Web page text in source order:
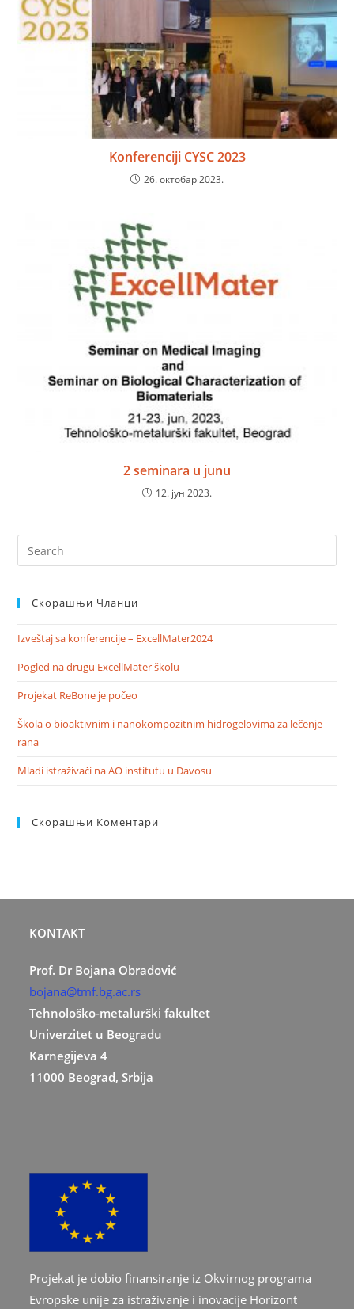
Konferenciji CYSC 2023
26. октобар 2023.
2 seminara u junu
12. јун 2023.
Скорашњи Чланци
Izveštaj sa konferencije – ExcellMater2024
Pogled na drugu ExcellMater školu
Projekat ReBone je počeo
Škola o bioaktivnim i nanokompozitnim hidrogelovima za lečenje
rana
Mladi istraživači na AO institutu u Davosu
Скорашњи Коментари
KONTAKT
Prof. Dr Bojana Obradović
bojana@tmf.bg.ac.rs
Tehnološko-metalurški fakultet
Univerzitet u Beogradu
Karnegijeva 4
11000 Beograd, Srbija
Projekat je dobio finansiranje iz Okvirnog programa
Evropske unije za istraživanje i inovacije Horizont